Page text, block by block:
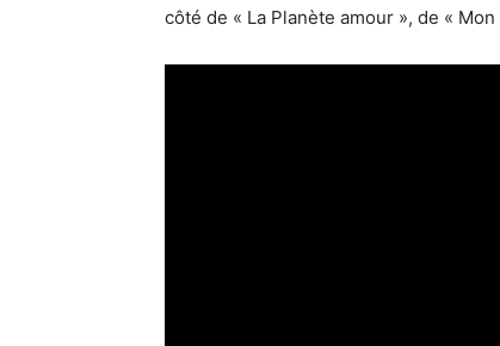
côté de « La Planète amour », de «